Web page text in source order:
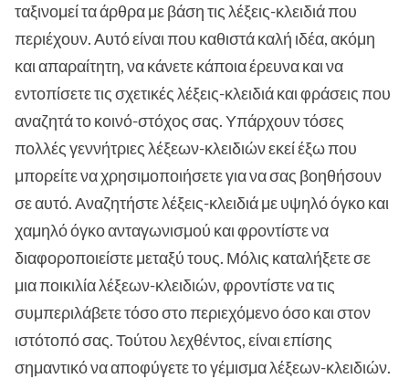
ταξινομεί τα άρθρα με βάση τις λέξεις-κλειδιά που
περιέχουν. Αυτό είναι που καθιστά καλή ιδέα, ακόμη
και απαραίτητη, να κάνετε κάποια έρευνα και να
εντοπίσετε τις σχετικές λέξεις-κλειδιά και φράσεις που
αναζητά το κοινό-στόχος σας. Υπάρχουν τόσες
πολλές γεννήτριες λέξεων-κλειδιών εκεί έξω που
μπορείτε να χρησιμοποιήσετε για να σας βοηθήσουν
σε αυτό. Αναζητήστε λέξεις-κλειδιά με υψηλό όγκο και
χαμηλό όγκο ανταγωνισμού και φροντίστε να
διαφοροποιείστε μεταξύ τους. Μόλις καταλήξετε σε
μια ποικιλία λέξεων-κλειδιών, φροντίστε να τις
συμπεριλάβετε τόσο στο περιεχόμενο όσο και στον
ιστότοπό σας. Τούτου λεχθέντος, είναι επίσης
σημαντικό να αποφύγετε το γέμισμα λέξεων-κλειδιών.